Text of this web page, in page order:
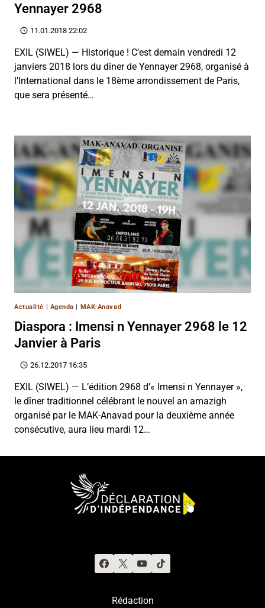
Yennayer 2968
11.01.2018 22:02
EXIL (SIWEL) — Historique ! C’est demain vendredi 12
janviers 2018 lors du dîner de Yennayer 2968, organisé à
l’International dans le 18ème arrondissement de Paris,
que sera présenté…
Actualité Agenda MAK-Anavad
Diaspora : Imensi n Yennayer 2968 le 12
Janvier à Paris
26.12.2017 16:35
EXIL (SIWEL) — L’édition 2968 d’« Imensi n Yennayer »,
le dîner traditionnel célébrant le nouvel an amazigh
organisé par le MAK-Anavad pour la deuxième année
consécutive, aura lieu mardi 12…
Rédaction